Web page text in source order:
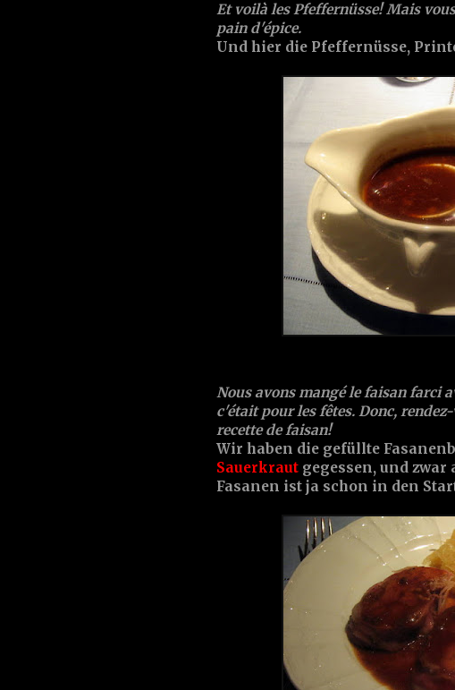
Et voilà les Pfeffernüsse! Mais
pain d'épice.
Und hier die Pfeffernüsse,
Nous avons mangé le faisan farci
c'était pour les fêtes. Donc,
recette de faisan!
Wir haben die gefüllte
Sauerkraut gegessen, und zwar
Fasanen ist ja schon in den